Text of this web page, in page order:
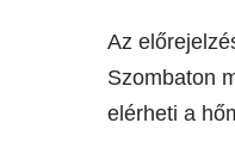
Az
Szombaton
elérheti a